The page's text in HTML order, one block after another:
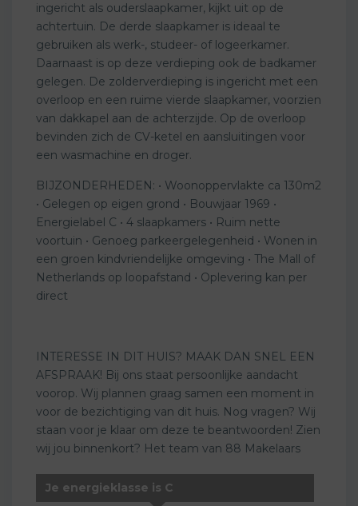
ingericht als ouderslaapkamer, kijkt uit op de
achtertuin. De derde slaapkamer is ideaal te
gebruiken als werk-, studeer- of logeerkamer.
Daarnaast is op deze verdieping ook de badkamer
gelegen. De zolderverdieping is ingericht met een
overloop en een ruime vierde slaapkamer, voorzien
van dakkapel aan de achterzijde. Op de overloop
bevinden zich de CV-ketel en aansluitingen voor
een wasmachine en droger.
BIJZONDERHEDEN: • Woonoppervlakte ca 130m2
• Gelegen op eigen grond • Bouwjaar 1969 •
Energielabel C • 4 slaapkamers • Ruim nette
voortuin • Genoeg parkeergelegenheid • Wonen in
een groen kindvriendelijke omgeving • The Mall of
Netherlands op loopafstand • Oplevering kan per
direct
INTERESSE IN DIT HUIS? MAAK DAN SNEL EEN
AFSPRAAK! Bij ons staat persoonlijke aandacht
voorop. Wij plannen graag samen een moment in
voor de bezichtiging van dit huis. Nog vragen? Wij
staan voor je klaar om deze te beantwoorden! Zien
wij jou binnenkort? Het team van 88 Makelaars
Je energieklasse is C